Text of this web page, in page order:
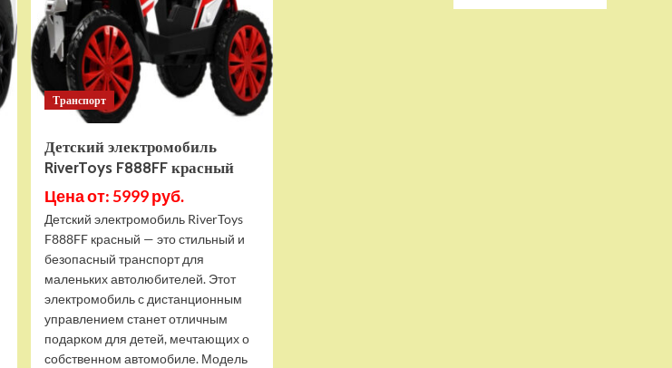
сенсорная)
Транспорт
Детский электромобиль
RiverToys F888FF красный
Цена от: 5999 руб.
Детский электромобиль RiverToys
F888FF красный — это стильный и
безопасный транспорт для
маленьких автолюбителей. Этот
электромобиль с дистанционным
управлением станет отличным
подарком для детей, мечтающих о
собственном автомобиле. Модель